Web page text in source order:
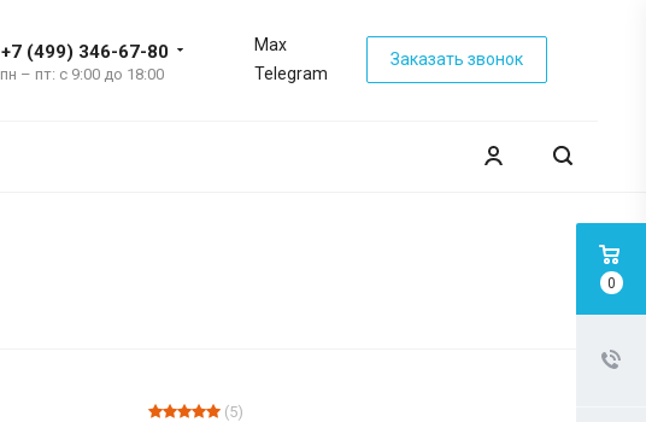
+7 (499) 346-67-80
пн – пт: с 9:00 до 18:00
Max
Telegram
Заказать звонок
(5)
0